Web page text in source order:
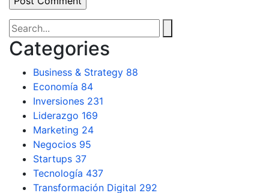
Categories
Business & Strategy 88
Economía 84
Inversiones 231
Liderazgo 169
Marketing 24
Negocios 95
Startups 37
Tecnología 437
Transformación Digital 292